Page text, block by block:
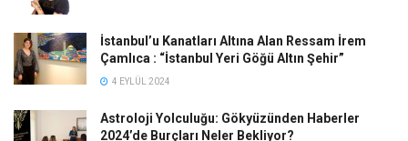
İstanbul’u Kanatları Altına Alan Ressam İrem
Çamlıca : “İstanbul Yeri Göğü Altın Şehir”
4 EYLÜL 2024
Astroloji Yolculuğu: Gökyüzünden Haberler
2024’de Burçları Neler Bekliyor?